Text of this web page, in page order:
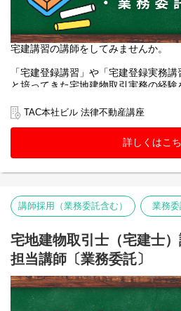
宅建講習の講師をしてみませんか。
「宅建登録講習」や「宅建登録実務
と培ってきた宅地建物取引実務の経
事です。
講師用のマニュアル等がございます
心してご応募ください。
TAC本社ビル 法律不動産講座
詳しくはこ
講師採用（業務委託含む） 業務委
宅地建物取引士（宅建士
担当講師〔業務委託〕